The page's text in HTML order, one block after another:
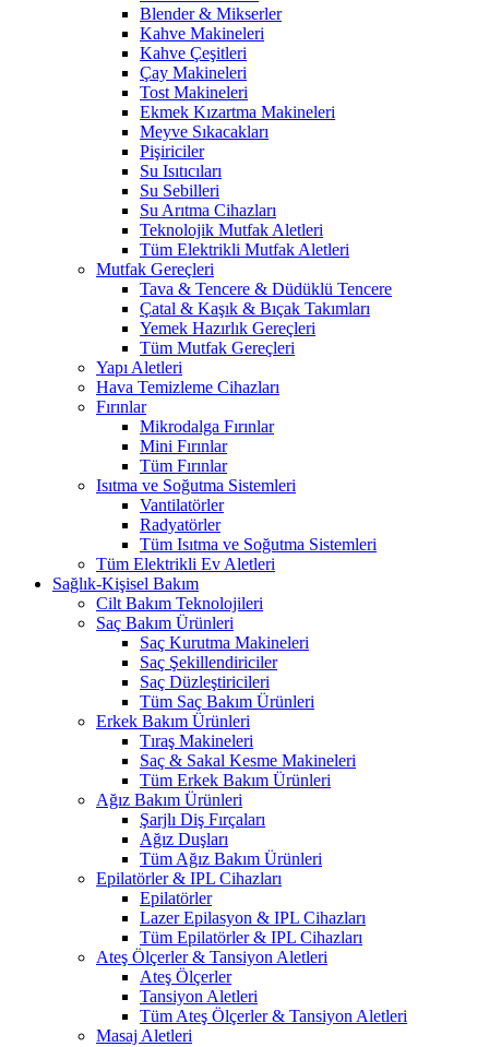
Blender & Mikserler
Kahve Makineleri
Kahve Çeşitleri
Çay Makineleri
Tost Makineleri
Ekmek Kızartma Makineleri
Meyve Sıkacakları
Pişiriciler
Su Isıtıcıları
Su Sebilleri
Su Arıtma Cihazları
Teknolojik Mutfak Aletleri
Tüm Elektrikli Mutfak Aletleri
Mutfak Gereçleri
Tava & Tencere & Düdüklü Tencere
Çatal & Kaşık & Bıçak Takımları
Yemek Hazırlık Gereçleri
Tüm Mutfak Gereçleri
Yapı Aletleri
Hava Temizleme Cihazları
Fırınlar
Mikrodalga Fırınlar
Mini Fırınlar
Tüm Fırınlar
Isıtma ve Soğutma Sistemleri
Vantilatörler
Radyatörler
Tüm Isıtma ve Soğutma Sistemleri
Tüm Elektrikli Ev Aletleri
Sağlık-Kişisel Bakım
Cilt Bakım Teknolojileri
Saç Bakım Ürünleri
Saç Kurutma Makineleri
Saç Şekillendiriciler
Saç Düzleştiricileri
Tüm Saç Bakım Ürünleri
Erkek Bakım Ürünleri
Tıraş Makineleri
Saç & Sakal Kesme Makineleri
Tüm Erkek Bakım Ürünleri
Ağız Bakım Ürünleri
Şarjlı Diş Fırçaları
Ağız Duşları
Tüm Ağız Bakım Ürünleri
Epilatörler & IPL Cihazları
Epilatörler
Lazer Epilasyon & IPL Cihazları
Tüm Epilatörler & IPL Cihazları
Ateş Ölçerler & Tansiyon Aletleri
Ateş Ölçerler
Tansiyon Aletleri
Tüm Ateş Ölçerler & Tansiyon Aletleri
Masaj Aletleri